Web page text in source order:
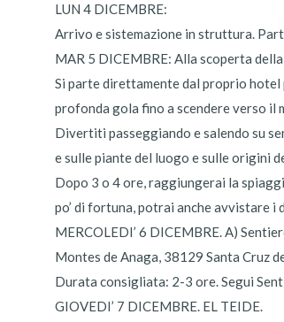
LUN 4 DICEMBRE:
Arrivo e sistemazione in struttura.
MAR 5 DICEMBRE: Alla scoperta
Si parte direttamente dal proprio
profonda gola fino a scendere verso il
Divertiti passeggiando e salendo su
e sulle piante del luogo e sulle origini
Dopo 3 o 4 ore, raggiungerai la
po’ di fortuna, potrai anche avvistare
MERCOLEDI’ 6 DICEMBRE. A)
Montes de Anaga, 38129 Santa Cruz
Durata consigliata: 2-3 ore. Segui
GIOVEDI’ 7 DICEMBRE. EL TEIDE.